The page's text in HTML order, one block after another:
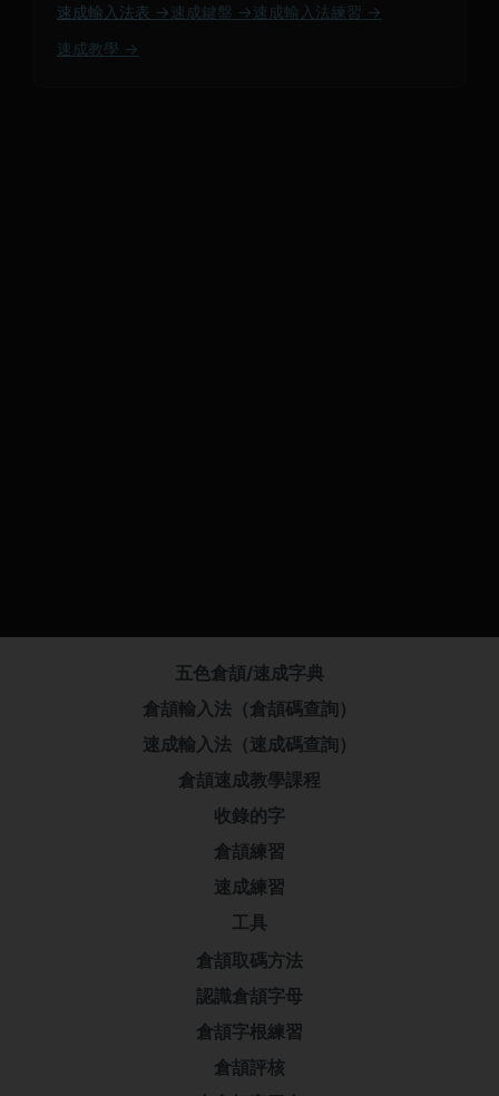
速成輸入法表 → 速成鍵盤 → 速成輸入法練習 →
速成教學 →
五色倉頡/速成字典
倉頡輸入法（倉頡碼查詢）
速成輸入法（速成碼查詢）
倉頡速成教學課程
收錄的字
倉頡練習
速成練習
工具
倉頡取碼方法
認識倉頡字母
倉頡字根練習
倉頡評核